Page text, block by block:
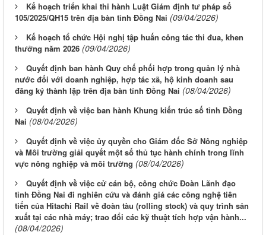
Kế hoạch triển khai thi hành Luật Giám định tư pháp số
105/2025/QH15 trên địa bàn tỉnh Đồng Nai (09/04/2026)
Kế hoạch tổ chức Hội nghị tập huấn công tác thi đua, khen
thưởng năm 2026 (09/04/2026)
Quyết định ban hành Quy chế phối hợp trong quản lý nhà
nước đối với doanh nghiệp, hợp tác xã, hộ kinh doanh sau
đăng ký thành lập trên địa bàn tỉnh Đồng Nai (08/04/2026)
Quyết định về việc ban hành Khung kiến trúc số tỉnh Đồng
Nai (08/04/2026)
Quyết định về việc ủy quyền cho Giám đốc Sở Nông nghiệp
và Môi trường giải quyết một số thủ tục hành chính trong lĩnh
vực nông nghiệp và môi trường (08/04/2026)
Quyết định về việc cử cán bộ, công chức Đoàn Lãnh đạo
tỉnh Đồng Nai đi nghiên cứu và đánh giá các công nghệ tiên
tiến của Hitachi Rail về đoàn tàu (rolling stock) và quy trình sản
xuất tại các nhà máy; trao đổi các kỹ thuật tích hợp vận hành...
(08/04/2026)